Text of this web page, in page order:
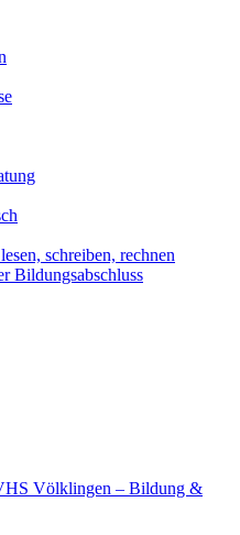
schreiben, rechnen
Bildungsabschluss
Völklingen – Bildung &